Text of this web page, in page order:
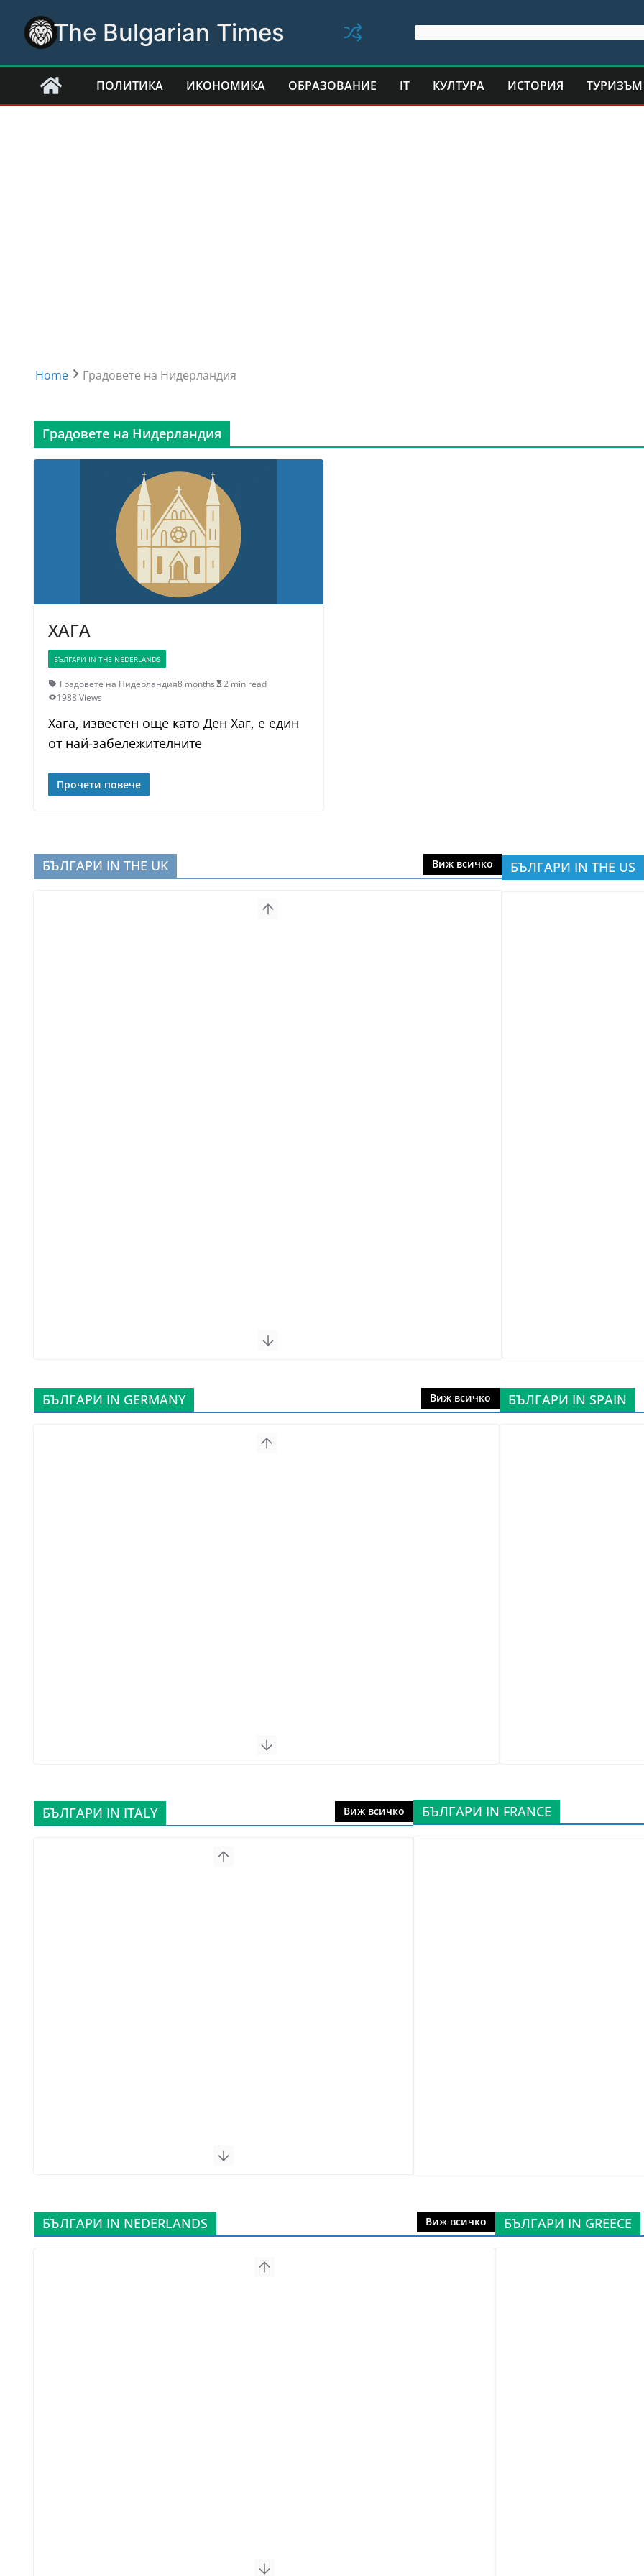
content
The Bulgarian Times
ПОЛИТИКА ИКОНОМИКА ОБРАЗОВАНИЕ IT КУЛТУРА ИСТОРИЯ ТУРИЗЪМ
Home Градовете на Нидерландия
Градовете на Нидерландия
ХАГА
БЪЛГАРИ IN THE NEDERLANDS
Градовете на Нидерландия8 months
2 min read
1988 Views
Хага, известен още като Ден Хаг, е един
от най-забележителните
Прочети повече
БЪЛГАРИ IN THE UK Виж всичко БЪЛГАРИ IN THE US
БЪЛГАРИ IN GERMANY Виж всичко БЪЛГАРИ IN SPAIN
БЪЛГАРИ IN ITALY Виж всичко БЪЛГАРИ IN FRANCE
БЪЛГАРИ IN NEDERLANDS Виж всичко БЪЛГАРИ IN GREECE